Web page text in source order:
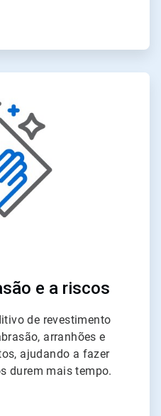
e a riscos
de revestimento
arranhões e
ajudando a fazer
durem mais tempo.